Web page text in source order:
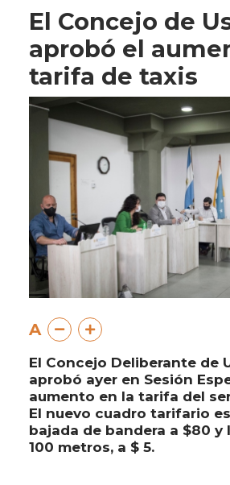
El Concejo de
aprobó el
tarifa de taxis
A
El Concejo Deliberante de
aprobó ayer en Sesión
aumento en la tarifa del
El nuevo cuadro tarifario
bajada de bandera a $80 y
100 metros, a $ 5.